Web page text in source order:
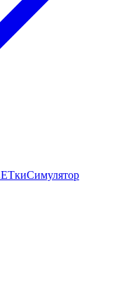
Симулятор